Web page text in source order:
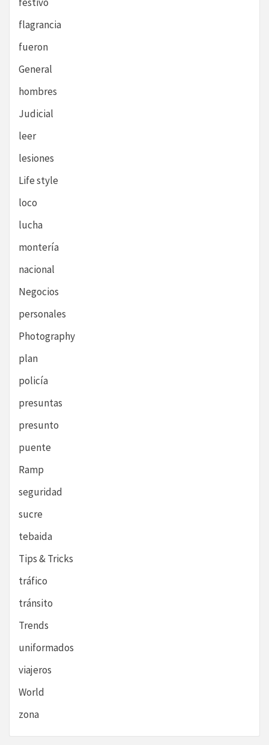
flagrancia
fueron
General
hombres
Judicial
leer
lesiones
Life style
loco
lucha
montería
nacional
Negocios
personales
Photography
plan
policía
presuntas
presunto
puente
Ramp
seguridad
sucre
tebaida
Tips & Tricks
tráfico
tránsito
Trends
uniformados
viajeros
World
zona